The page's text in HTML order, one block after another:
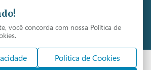
-
por Imagenet Tecnologia
você concorda com nossa Política de
Política de Cookies